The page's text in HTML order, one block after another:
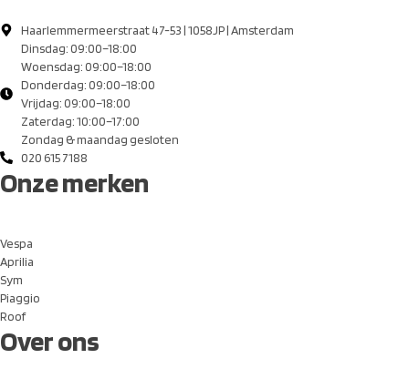
Haarlemmermeerstraat 47-53 | 1058JP | Amsterdam
Dinsdag: 09:00–18:00
Woensdag: 09:00–18:00
Donderdag: 09:00–18:00
Vrijdag: 09:00–18:00
Zaterdag: 10:00–17:00
Zondag & maandag gesloten
020 615 7188
Onze merken
Vespa
Aprilia
Sym
Piaggio
Roof
Over ons